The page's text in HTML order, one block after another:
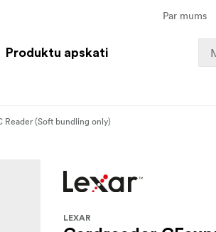
Par mums
Produktu apskati
Reader (Soft bundling only)
LEXAR